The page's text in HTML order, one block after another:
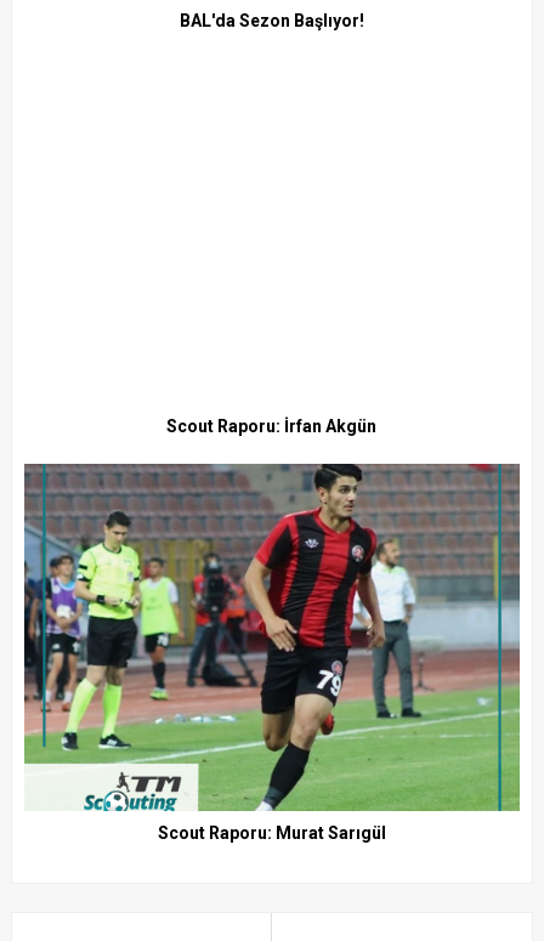
BAL'da Sezon Başlıyor!
Scout Raporu: İrfan Akgün
Scout Raporu: Murat Sarıgül